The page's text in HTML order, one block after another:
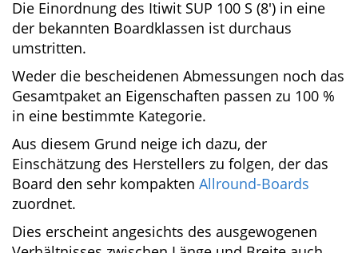
Bauweise
Die Einordnung des Itiwit SUP 100 S (8′) in eine
der bekannten Boardklassen ist durchaus
umstritten.
Weder die bescheidenen Abmessungen noch
das Gesamtpaket an Eigenschaften passen zu
100 % in eine bestimmte Kategorie.
Aus diesem Grund neige ich dazu, der
Einschätzung des Herstellers zu folgen, der das
Board den sehr kompakten
zuordnet.